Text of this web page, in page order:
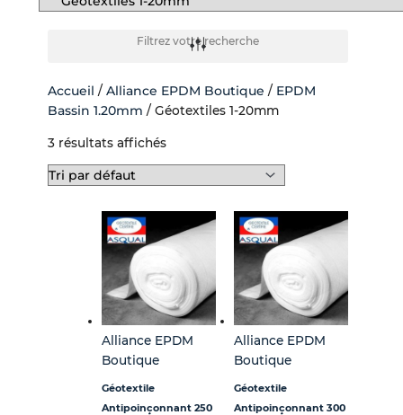
Filtrez votre recherche
Accueil / Alliance EPDM Boutique / EPDM
Bassin 1.20mm / Géotextiles 1-20mm
3 résultats affichés
Alliance EPDM
Boutique
Géotextile
Antipoinçonnant 250
Alliance EPDM
Boutique
Géotextile
Antipoinçonnant 300